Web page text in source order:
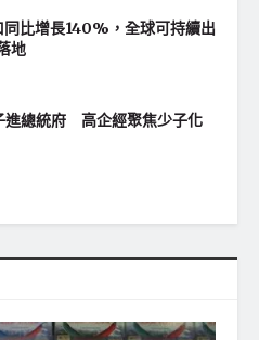
同比增長140%，全球可持續出
地
進總統府 高企經聚焦少子化